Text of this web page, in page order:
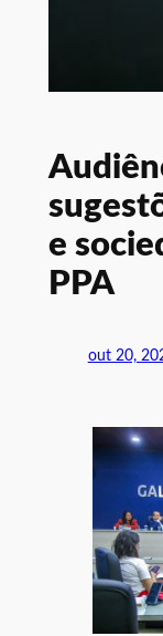
e
PPA
out 20,